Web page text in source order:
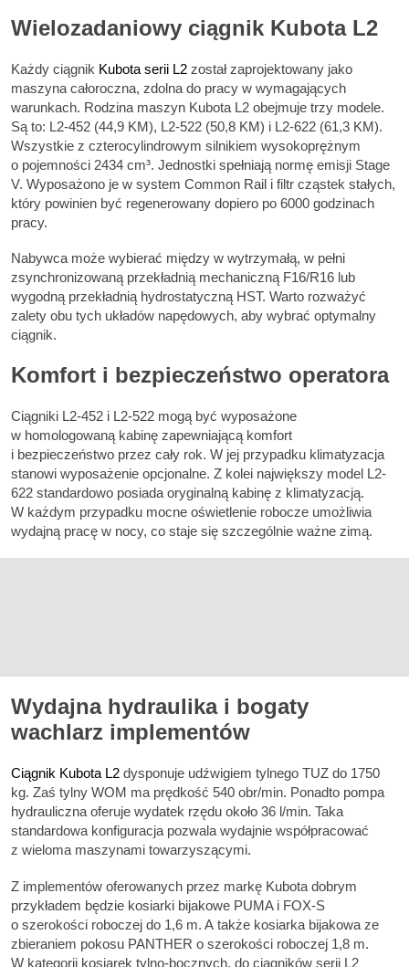
Wielozadaniowy ciągnik Kubota L2
Każdy ciągnik Kubota serii L2 został zaprojektowany jako
maszyna całoroczna, zdolna do pracy w wymagających
warunkach. Rodzina maszyn Kubota L2 obejmuje trzy modele.
Są to: L2-452 (44,9 KM), L2-522 (50,8 KM) i L2-622 (61,3 KM).
Wszystkie z czterocylindrowym silnikiem wysokoprężnym
o pojemności 2434 cm³. Jednostki spełniają normę emisji Stage
V. Wyposażono je w system Common Rail i filtr cząstek stałych,
który powinien być regenerowany dopiero po 6000 godzinach
pracy.
Nabywca może wybierać między w wytrzymałą, w pełni
zsynchronizowaną przekładnią mechaniczną F16/R16 lub
wygodną przekładnią hydrostatyczną HST. Warto rozważyć
zalety obu tych układów napędowych, aby wybrać optymalny
ciągnik.
Komfort i bezpieczeństwo operatora
Ciągniki L2-452 i L2-522 mogą być wyposażone
w homologowaną kabinę zapewniającą komfort
i bezpieczeństwo przez cały rok. W jej przypadku klimatyzacja
stanowi wyposażenie opcjonalne. Z kolei największy model L2-
622 standardowo posiada oryginalną kabinę z klimatyzacją.
W każdym przypadku mocne oświetlenie robocze umożliwia
wydajną pracę w nocy, co staje się szczególnie ważne zimą.
Wydajna hydraulika i bogaty
wachlarz implementów
Ciągnik Kubota L2 dysponuje udźwigiem tylnego TUZ do 1750
kg. Zaś tylny WOM ma prędkość 540 obr/min. Ponadto pompa
hydrauliczna oferuje wydatek rzędu około 36 l/min. Taka
standardowa konfiguracja pozwala wydajnie współpracować
z wieloma maszynami towarzyszącymi.
Z implementów oferowanych przez markę Kubota dobrym
przykładem będzie kosiarki bijakowe PUMA i FOX-S
o szerokości roboczej do 1,6 m. A także kosiarka bijakowa ze
zbieraniem pokosu PANTHER o szerokości roboczej 1,8 m.
W kategorii kosiarek tylno-bocznych, do ciągników serii L2